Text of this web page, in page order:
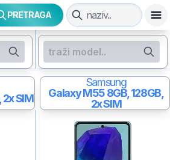
PRETRAGA
2x SIM
Samsung
Galaxy M558GB, 128GB,
2x SIM